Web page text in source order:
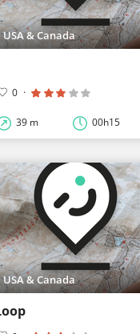
& Canada
0 ·
39 m 00h15
& Canada